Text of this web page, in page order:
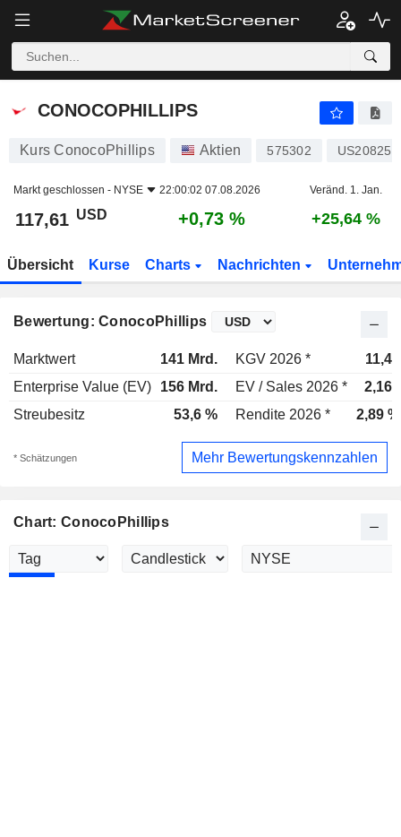
CONOCOPHILLIPS
CONOCOPHILLIPS
Kurs ConocoPhillips Aktien 575302
Markt geschlossen - NYSE 22:00:02 07.08.2026 Veränd. 1. Jan.
117,61 USD +0,73 % +25,64 %
Übersicht Kurse Charts Nachrichten
Bewertung: ConocoPhillips
Marktwert 141 Mrd. KGV 2026 *
11,4x
Enterprise Value (EV)
156 Mrd. EV / Sales 2026 *
2,16x
Streubesitz
53,6 % Rendite 2026 * 2,89 %
* Schätzungen Mehr Bewertungskennzahlen
Chart: ConocoPhillips